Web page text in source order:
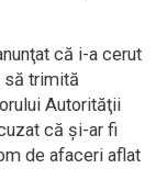
că i-a cerut
să trimită
Autorităţii
că şi-ar fi
de afaceri aflat